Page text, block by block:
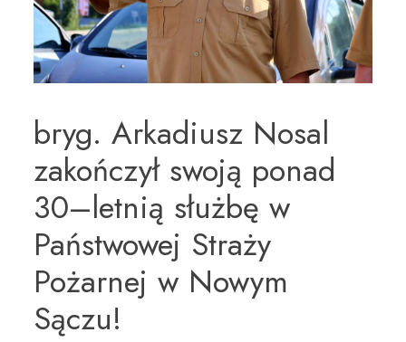
bryg. Arkadiusz Nosal
zakończył swoją ponad
30–letnią służbę w
Państwowej Straży
Pożarnej w Nowym
Sączu!